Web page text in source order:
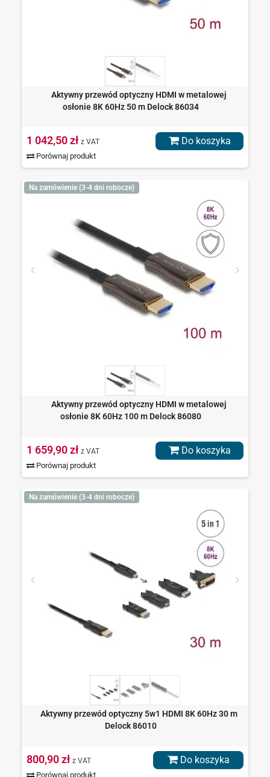
Aktywny przewód optyczny HDMI w metalowej
osłonie 8K 60Hz 50 m Delock 86034
1 042,50 zł z VAT
Porównaj produkt
Do koszyka
Na zamówienie (3-4 dni robocze)
Aktywny przewód optyczny HDMI w metalowej
osłonie 8K 60Hz 100 m Delock 86080
1 659,90 zł z VAT
Porównaj produkt
Do koszyka
Na zamówienie (3-4 dni robocze)
Aktywny przewód optyczny 5w1 HDMI 8K 60Hz 30 m
Delock 86010
800,90 zł z VAT
Porównaj produkt
Do koszyka